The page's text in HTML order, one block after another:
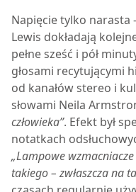
Napięcie tylko narasta
Lewis dokładają
pełne sześć i pół
głosami recytującymi
od kanałów stereo i
słowami Neila
człowieka”. Efekt był
notatkach
„Lampowe
takiego – zwłaszcza na